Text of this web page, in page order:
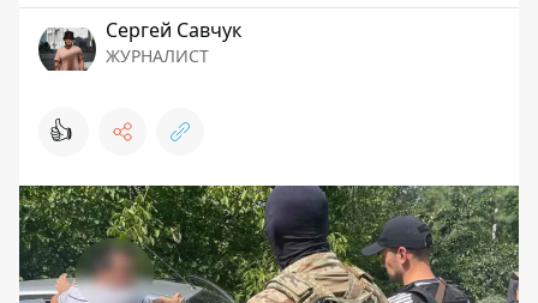
Сергей Савчук
ЖУРНАЛИСТ
👍